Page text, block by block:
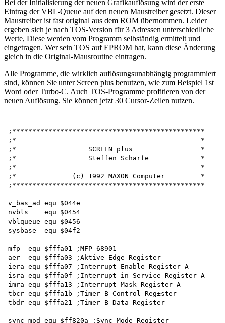
Bei der Initialisierung der neuen Grafikauflösung wird der erste
Eintrag der VBL-Queue auf den neuen Maustreiber gesetzt. Dieser
Maustreiber ist fast original aus dem ROM übernommen. Leider
ergeben sich je nach TOS-Version für 3 Adressen unterschiedliche
Werte, Diese werden vom Programm selbständig ermittelt und
eingetragen. Wer sein TOS auf EPROM hat, kann diese Änderung
gleich in die Original-Mausroutine eintragen.
Alle Programme, die wirklich auflösungsunabhängig programmiert
sind, können Sie unter Screen plus benutzen, wie zum Beispiel 1st
Word oder Turbo-C. Auch TOS-Programme profitieren von der
neuen Auflösung. Sie können jetzt 30 Cursor-Zeilen nutzen.